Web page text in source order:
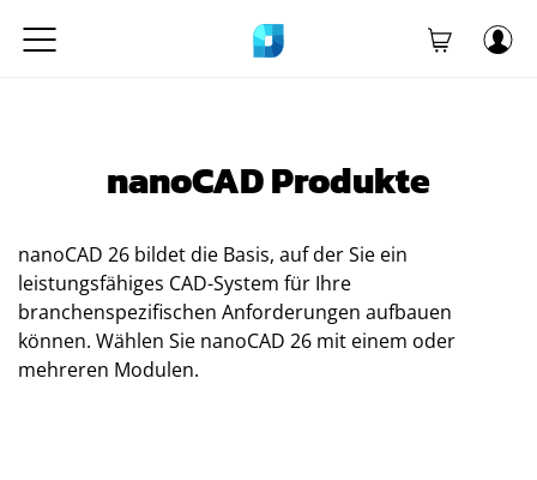
nanoCAD Produkte
nanoCAD 26 bildet die Basis, auf der Sie ein
leistungsfähiges CAD-System für Ihre
branchenspezifischen Anforderungen aufbauen
können. Wählen Sie nanoCAD 26 mit einem oder
mehreren Modulen.